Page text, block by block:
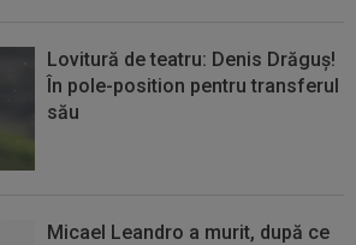
Lovitură de teatru: Denis Drăguș!
În pole-position pentru transferul
său
Micael Leandro a murit, după ce